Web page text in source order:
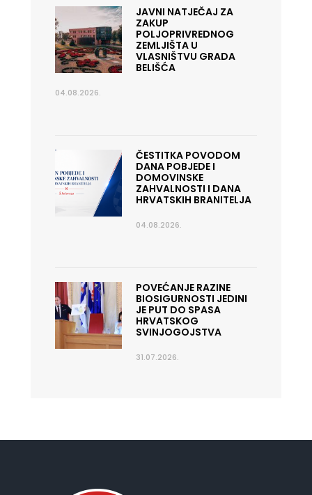
JAVNI NATJEČAJ ZA
ZAKUP
POLJOPRIVREDNOG
ZEMLJIŠTA U
VLASNIŠTVU GRADA
BELIŠĆA
04.08.2026.
ČESTITKA POVODOM
DANA POBJEDE I
DOMOVINSKE
ZAHVALNOSTI I DANA
HRVATSKIH BRANITELJA
04.08.2026.
POVEĆANJE RAZINE
BIOSIGURNOSTI JEDINI
JE PUT DO SPASA
HRVATSKOG
SVINJOGOJSTVA
31.07.2026.